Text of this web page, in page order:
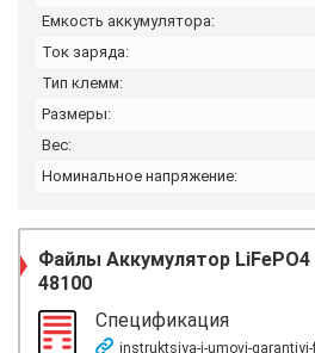
Емкость аккумулятора:
Ток заряда:
Тип клемм:
Размеры:
Вес:
Номинальное напряжение:
Файлы Аккумулятор LiFePO4
48100
Спецификация
instruktsiya-i-umovi-